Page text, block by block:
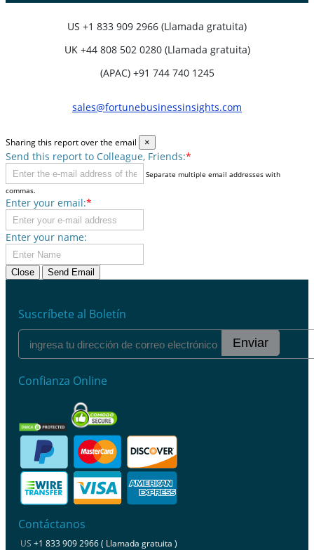
US +1 833 909 2966 (Llamada gratuita)
UK +44 808 502 0280 (Llamada gratuita)
(APAC) +91 744 740 1245
sales@fortunebusinessinsights.com
Sharing this report over the email ×
Send this report to Colleague, Friends:*
Separate multiple email addresses with
commas.
Enter your email:*
Enter your name:
Close Send Email
Suscríbete al Boletín
Enviar
Confianza Online
Contáctanos
US +1 833 909 2966 ( Llamada gratuita )